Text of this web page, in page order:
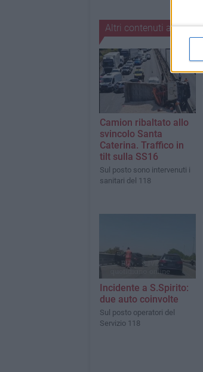
Altri contenuti a tema
Camion ribaltato allo
svincolo Santa
Caterina. Traffico in
tilt sulla SS16
Sul posto sono intervenuti i
sanitari del 118
Incidente a S.Spirito:
due auto coinvolte
Sul posto operatori del
Servizio 118